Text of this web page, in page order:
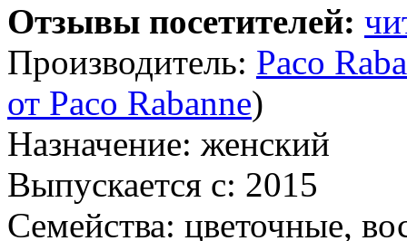
Отзывы посетителей:
Производитель: Paco
от Paco Rabanne)
Назначение: женский
Выпускается с: 2015
Семейства: цветочные,